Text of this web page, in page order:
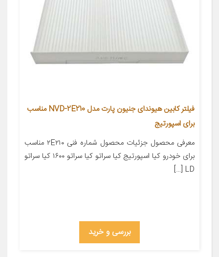
فیلتر کابین هیوندای جنیون پارت مدل NVD-2E210 مناسب
برای اسپورتیج
معرفی محصول جزئیات محصول شماره فنی ۲E۲۱۰ مناسب
برای خودرو کیا اسپورتیج کیا سراتو کیا سراتو ۱۶۰۰ کیا سراتو
LD […]
بررسی و خرید